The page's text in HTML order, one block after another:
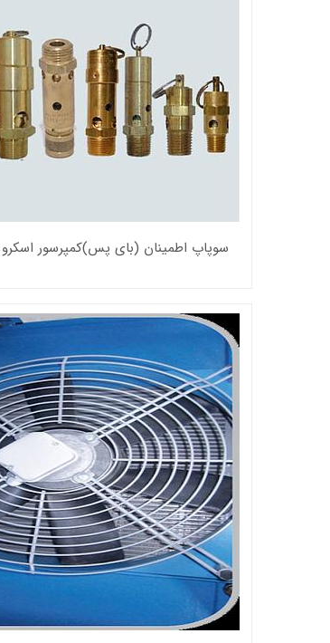
سوپاپ اطمینان (بای پس)کمپرسور اسکرو